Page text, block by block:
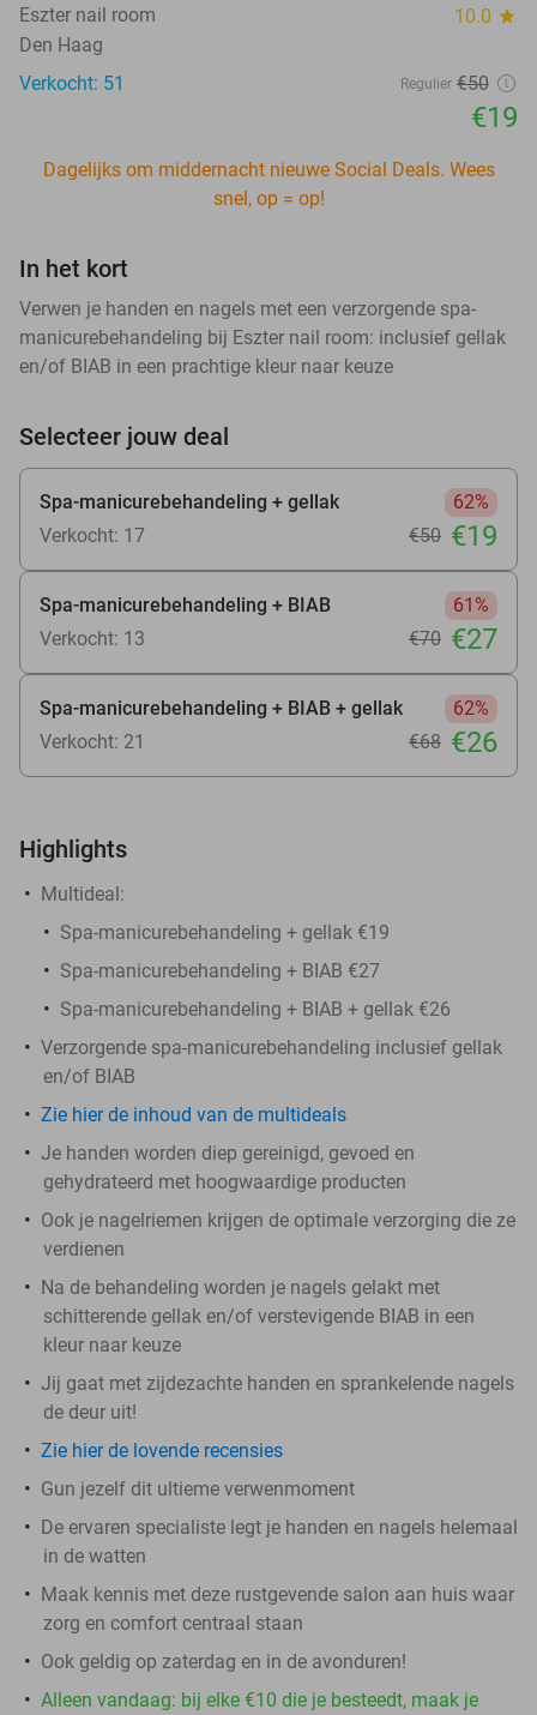
Eszter nail room 10.0 star
Den Haag
Verkocht: 51
Regulier €50
€19
Dagelijks om middernacht nieuwe Social Deals. Wees
snel, op = op!
In het kort
Verwen je handen en nagels met een verzorgende spa-
manicurebehandeling bij Eszter nail room: inclusief gellak
en/of BIAB in een prachtige kleur naar keuze
Selecteer jouw deal
Spa-manicurebehandeling + gellak
62%
Verkocht: 17
€50 €19
Spa-manicurebehandeling + BIAB
61%
Verkocht: 13
€70 €27
Spa-manicurebehandeling + BIAB + gellak
62%
Verkocht: 21
€68 €26
Highlights
Multideal:
Spa-manicurebehandeling + gellak €19
Spa-manicurebehandeling + BIAB €27
Spa-manicurebehandeling + BIAB + gellak €26
Verzorgende spa-manicurebehandeling inclusief gellak
en/of BIAB
Zie hier de inhoud van de multideals
Je handen worden diep gereinigd, gevoed en
gehydrateerd met hoogwaardige producten
Ook je nagelriemen krijgen de optimale verzorging die ze
verdienen
Na de behandeling worden je nagels gelakt met
schitterende gellak en/of verstevigende BIAB in een
kleur naar keuze
Jij gaat met zijdezachte handen en sprankelende nagels
de deur uit!
Zie hier de lovende recensies
Gun jezelf dit ultieme verwenmoment
De ervaren specialiste legt je handen en nagels helemaal
in de watten
Maak kennis met deze rustgevende salon aan huis waar
zorg en comfort centraal staan
Ook geldig op zaterdag en in de avonduren!
Alleen vandaag: bij elke €10 die je besteedt, maak je